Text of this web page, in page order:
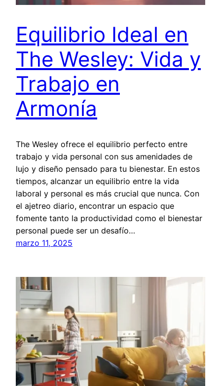
Equilibrio Ideal en
The Wesley: Vida y
Trabajo en
Armonía
The Wesley ofrece el equilibrio perfecto entre
trabajo y vida personal con sus amenidades de
lujo y diseño pensado para tu bienestar. En estos
tiempos, alcanzar un equilibrio entre la vida
laboral y personal es más crucial que nunca. Con
el ajetreo diario, encontrar un espacio que
fomente tanto la productividad como el bienestar
personal puede ser un desafío…
marzo 11, 2025